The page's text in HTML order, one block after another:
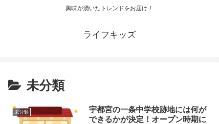
興味が湧いたトレンドをお届け！
ライフキッズ
未分類
未分類
宇都宮の一条中学校跡地には何が
できるかが決定！オープン時期に